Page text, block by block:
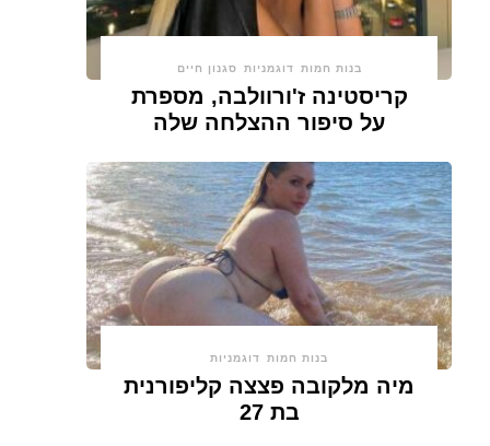
בנות חמות דוגמניות סגנון חיים
קריסטינה ז'ורוולבה, מספרת
על סיפור ההצלחה שלה
בנות חמות דוגמניות
מיה מלקובה פצצה קליפורנית
בת 27